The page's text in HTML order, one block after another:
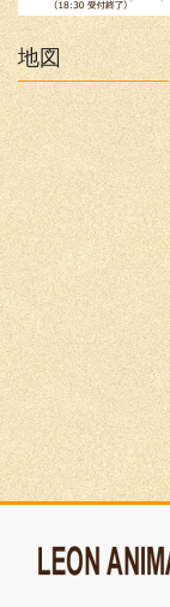
地図